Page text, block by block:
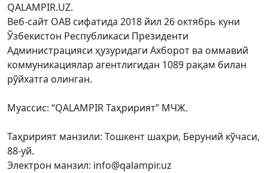
QALAMPIR.UZ.
Веб-сайт ОАВ сифатида 2018 йил 26 октябрь куни
Ўзбекистон Республикаси Президенти
Администрацияси ҳузуридаги Ахборот ва оммавий
коммуникациялар агентлигидан 1089 рақам билан
рўйхатга олинган.
Муассис: “QALAMPIR Таҳририят” МЧЖ.
Таҳририят манзили: Тошкент шаҳри, Беруний кўчаси,
88-уй.
Электрон манзил: info@qalampir.uz